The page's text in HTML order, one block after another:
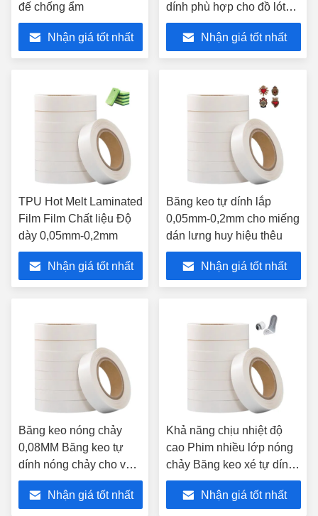
đế chống ẩm
Nhận giá tốt nhất
dính phù hợp cho đồ lót
liền mạch
Nhận giá tốt nhất
TPU Hot Melt Laminated
Film Film Chất liệu Độ
dày 0,05mm-0,2mm
Nhận giá tốt nhất
Băng keo tự dính lắp
0,05mm-0,2mm cho miếng
dán lưng huy hiệu thêu
Nhận giá tốt nhất
Băng keo nóng chảy
0,08MM Băng keo tự
dính nóng chảy cho vật
liệu giày
Nhận giá tốt nhất
Khả năng chịu nhiệt độ
cao Phim nhiều lớp nóng
chảy Băng keo xé tự dính
480-1500mm
Nhận giá tốt nhất